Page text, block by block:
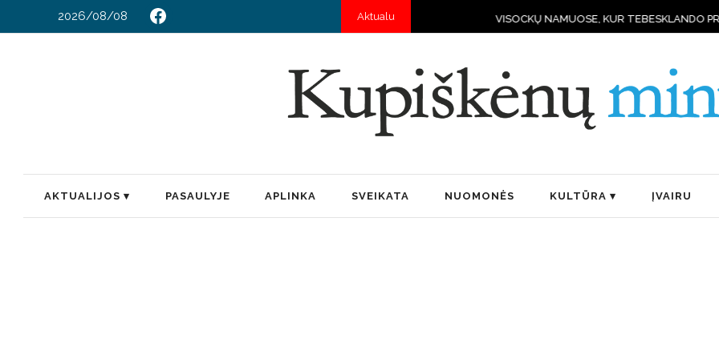
2026/08/08 Aktualu VISOCKŲ NAMUOSE, KUR TEBESKLANDO PRIEŠKARIO DVASIA
AKTUALIJOS PASAULYJE APLINKA SVEIKATA NUOMONĖS KULTŪRA ĮVAIRU